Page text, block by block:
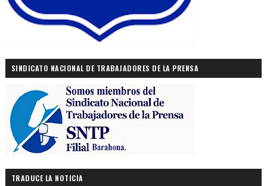
SINDICATO NACIONAL DE TRABAJADORES DE LA PRENSA
TRADUCE LA NOTICIA